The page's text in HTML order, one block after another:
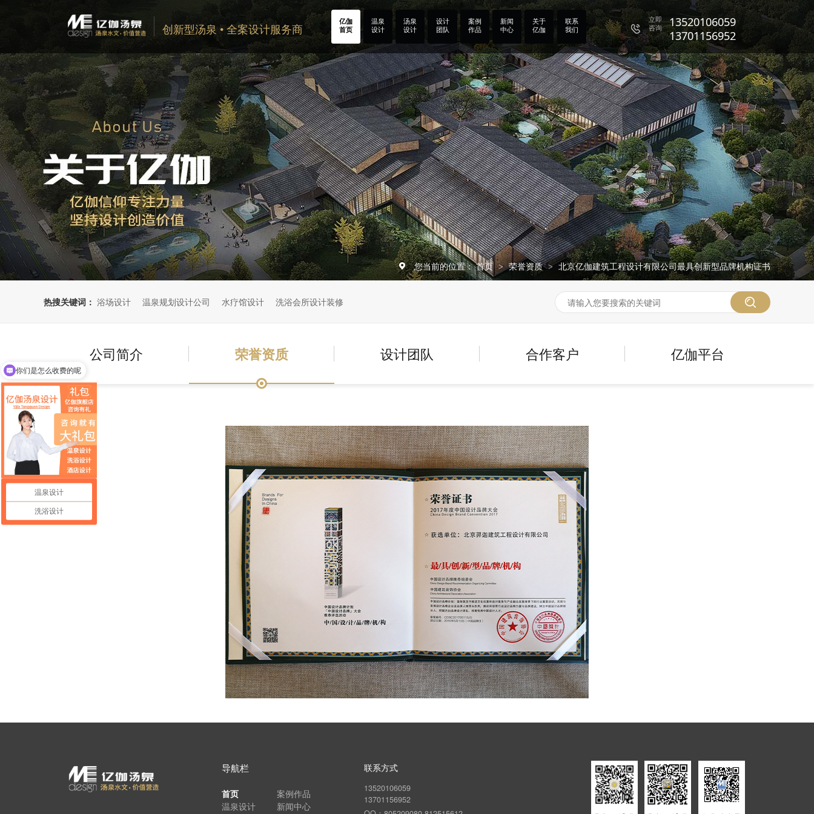
创新型汤泉 • 全案设计服务商
亿伽
首页
温泉
设计
汤泉
设计
设计
团队
案例
作品
新闻
中心
关于
亿伽
联系
我们
立即
咨询
13701156952
13520106059
13701156952
13520106059
13701156952
您当前的位置： 首页 > 荣誉资质 > 北京亿伽建筑工程设计有限公司最具创新型品牌机构证书
热搜关键词： 浴场设计 温泉规划设计公司 水疗馆设计 洗浴会所设计装修
公司简介 荣誉资质 设计团队 合作客户 亿伽平台
导航栏
首页
案例作品
温泉设计
新闻中心
联系方式
13520106059
13701156952
13520106059
温泉设计
洗浴设计
你们是怎么收费的呢